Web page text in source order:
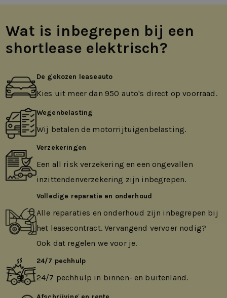
Wat is inbegrepen bij een
shortlease elektrisch?
De gekozen leaseauto
Kies uit meer dan 950 auto's direct op voorraad.
Wegenbelasting
Wij betalen de motorrijtuigenbelasting.
Verzekeringen
Een all risk verzekering en een ongevallen
inzittendenverzekering zijn inbegrepen.
Volledige reparatie en onderhoud
Alle reparaties en onderhoud zijn inbegrepen bij
het leasecontract. Vervangend vervoer nodig?
Ook dat regelen we voor je.
24/7 pechhulp
24/7 pechhulp in binnen- en buitenland.